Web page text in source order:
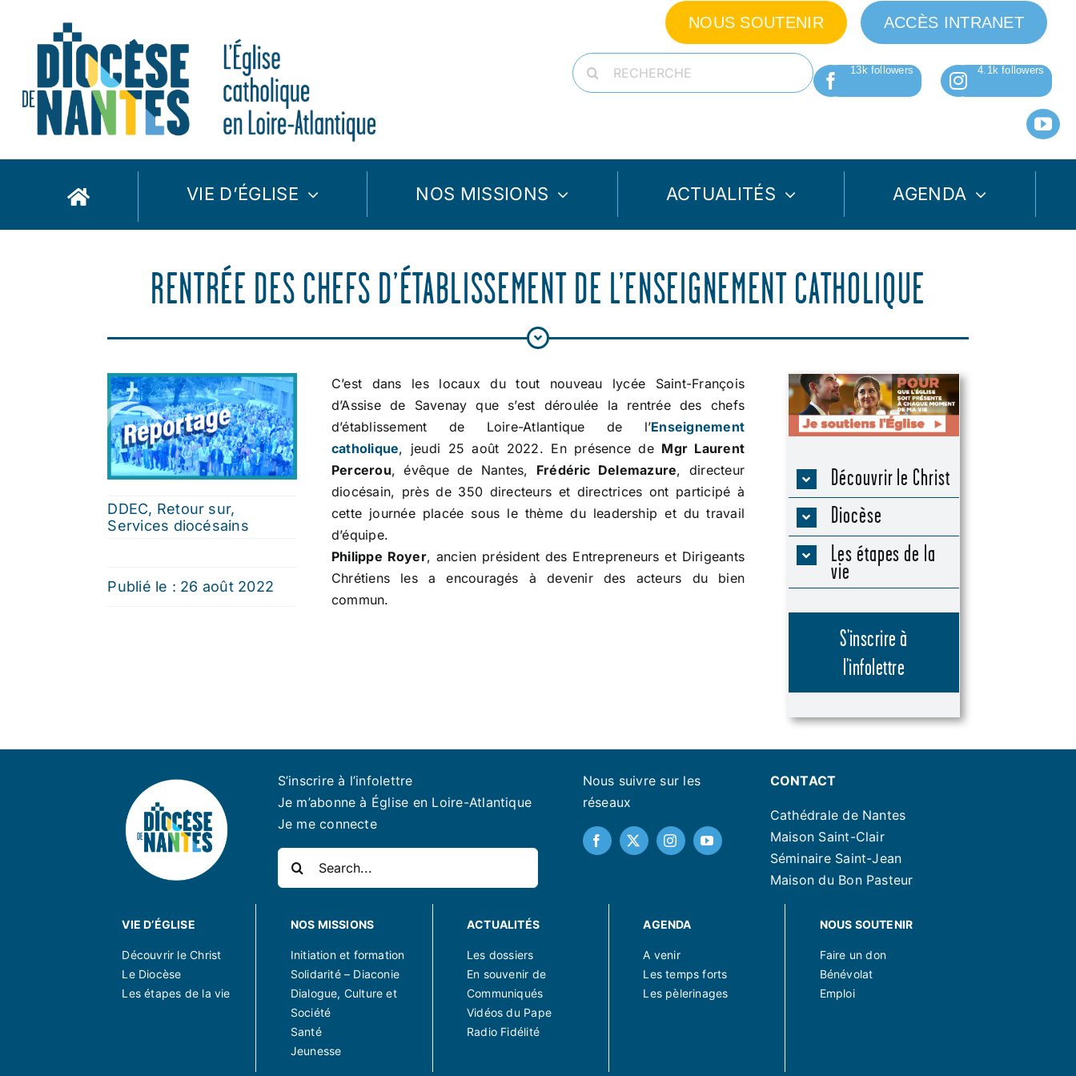
contenu
NOUS SOUTENIR ACCÈS INTRANET
Rechercher:
VIE D’ÉGLISE NOS MISSIONS ACTUALITÉS AGENDA
RENTRÉE DES CHEFS D’ÉTABLISSEMENT DE L’ENSEIGNEMENT CATHOLIQUE
DDEC, Retour sur,
Services diocésains
Publié le : 26 août 2022
C’est dans les locaux du tout nouveau lycée Saint-François
d’Assise de Savenay que s’est déroulée la rentrée des chefs
d’établissement de Loire-Atlantique de l’Enseignement
catholique, jeudi 25 août 2022. En présence de Mgr Laurent
Percerou, évêque de Nantes, Frédéric Delemazure, directeur
diocésain, près de 350 directeurs et directrices ont participé à
cette journée placée sous le thème du leadership et du travail
d’équipe.
Philippe Royer, ancien président des Entrepreneurs et Dirigeants
Chrétiens les a encouragés à devenir des acteurs du bien
commun.
Découvrir le Christ
Diocèse
Les étapes de la
vie
S’inscrire à
l’infolettre
S’inscrire à l’infolettre
Je m’abonne à Église en Loire-Atlantique
Je me connecte
Rechercher:
Nous suivre sur les
réseaux
CONTACT
Cathédrale de Nantes
Maison Saint-Clair
Séminaire Saint-Jean
Maison du Bon Pasteur
VIE D’ÉGLISE
Découvrir le Christ
Le Diocèse
Les étapes de la vie
NOS MISSIONS
Initiation et formation
Solidarité – Diaconie
Dialogue, Culture et
Société
Santé
Jeunesse
ACTUALITÉS
Les dossiers
En souvenir de
Communiqués
Vidéos du Pape
Radio Fidélité
AGENDA
A venir
Les temps forts
Les pèlerinages
NOUS SOUTENIR
Faire un don
Bénévolat
Emploi